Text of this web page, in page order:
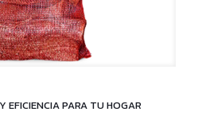
EFICIENCIA PARA TU HOGAR